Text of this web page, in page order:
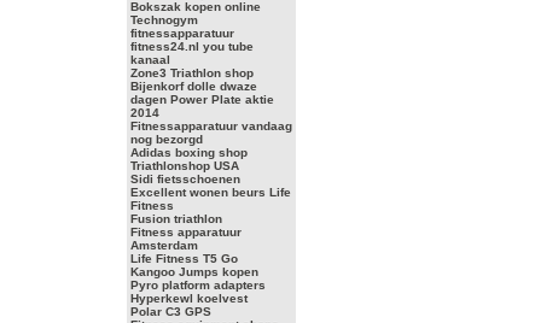
Bokszak kopen online
Technogym
fitnessapparatuur
fitness24.nl you tube
kanaal
Zone3 Triathlon shop
Bijenkorf dolle dwaze
dagen Power Plate aktie
2014
Fitnessapparatuur vandaag
nog bezorgd
Adidas boxing shop
Triathlonshop USA
Sidi fietsschoenen
Excellent wonen beurs Life
Fitness
Fusion triathlon
Fitness apparatuur
Amsterdam
Life Fitness T5 Go
Kangoo Jumps kopen
Pyro platform adapters
Hyperkewl koelvest
Polar C3 GPS